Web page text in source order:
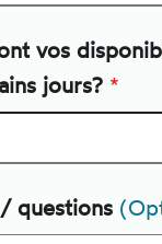
vos
jours? *
questions